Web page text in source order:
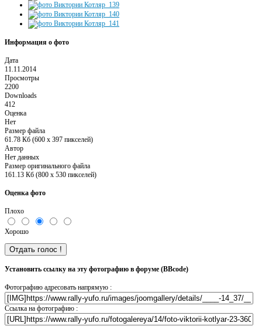
Информация о фото
Дата
11.11.2014
Просмотры
2200
Downloads
412
Оценка
Нет
Размер файла
61.78 Кб (600 x 397 пикселей)
Автор
Нет данных
Размер оригинального файла
161.13 Кб (800 x 530 пикселей)
Оценка фото
Плохо
Хорошо
Установить ссылку на эту фотографию в форуме (BBcode)
Фотографию адресовать напрямую :
Ссылка на фотографию :